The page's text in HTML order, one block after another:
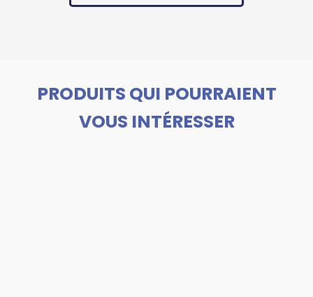
PRODUITS QUI POURRAIENT
VOUS INTÉRESSER